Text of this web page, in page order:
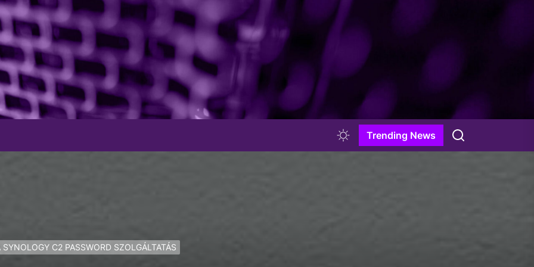
Trending News
SYNOLOGY C2 PASSWORD SZOLGÁLTATÁS